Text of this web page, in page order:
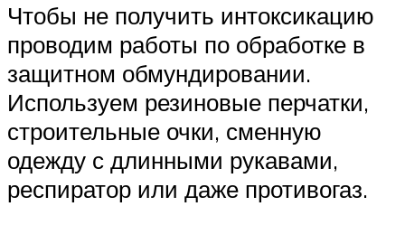
Чтобы не получить интоксикацию
проводим работы по обработке в
защитном обмундировании.
Используем резиновые перчатки,
строительные очки, сменную
одежду с длинными рукавами,
респиратор или даже противогаз.